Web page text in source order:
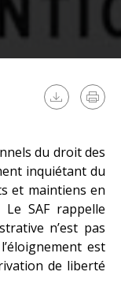
du droit des
inquiétant du
et maintiens en
SAF rappelle
n’est pas
est
de liberté